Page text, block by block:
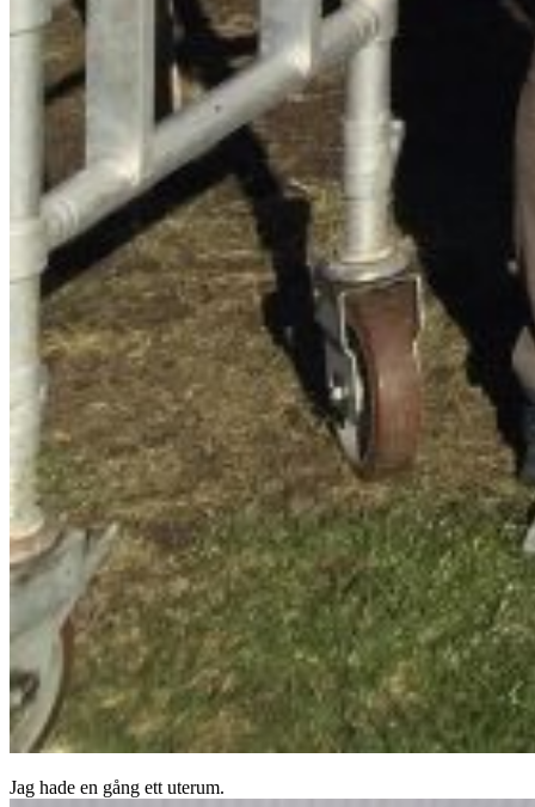
Jag hade en gång ett uterum.